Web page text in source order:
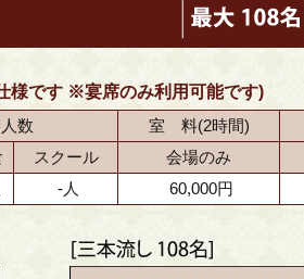
様です ※宴席のみ利用可能です)
数 室 料(2時間)
スクール 会場のみ
-人 60,000円